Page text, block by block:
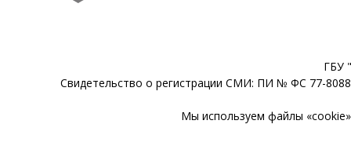
ГБУ
Свидетельство о регистрации СМИ: ПИ № ФС 77-
Мы используем файлы «cookie»